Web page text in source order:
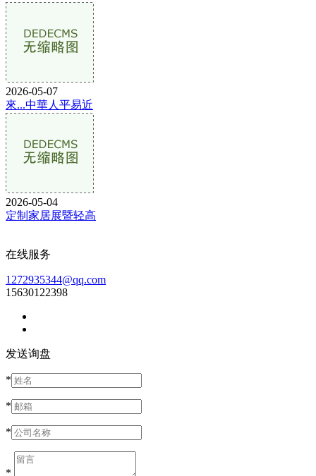
2026-05-07
來...中華人平易近
2026-05-04
定制家居展暨轻高
在线服务
1272935344@qq.com
15630122398
发送询盘
*
*
*
*